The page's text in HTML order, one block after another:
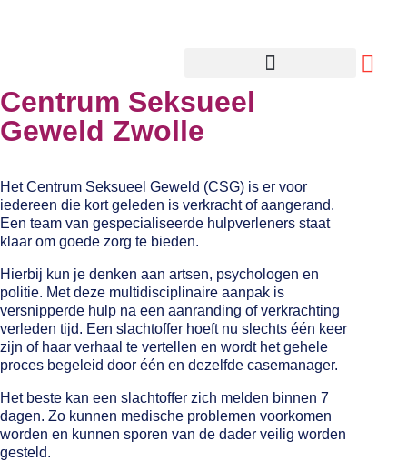
Centrum Seksueel
Geweld Zwolle
Het Centrum Seksueel Geweld (CSG) is er voor
iedereen die kort geleden is verkracht of aangerand.
Een team van gespecialiseerde hulpverleners staat
klaar om goede zorg te bieden.
Hierbij kun je denken aan artsen, psychologen en
politie. Met deze multidisciplinaire aanpak is
versnipperde hulp na een aanranding of verkrachting
verleden tijd. Een slachtoffer hoeft nu slechts één keer
zijn of haar verhaal te vertellen en wordt het gehele
proces begeleid door één en dezelfde casemanager.
Het beste kan een slachtoffer zich melden binnen 7
dagen. Zo kunnen medische problemen voorkomen
worden en kunnen sporen van de dader veilig worden
gesteld.